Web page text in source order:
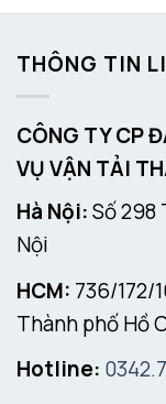
THÔNG TIN
CÔNG TY CP
VỤ VẬN TẢI
Hà Nội:Số 298
Nội
HCM: 736/172/
Thành phố Hồ
Hotline: